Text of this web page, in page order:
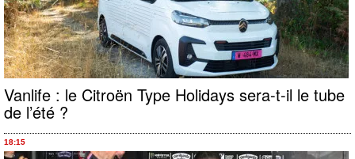
Vanlife : le Citroën Type Holidays sera-t-il le tube
de l’été ?
18:15